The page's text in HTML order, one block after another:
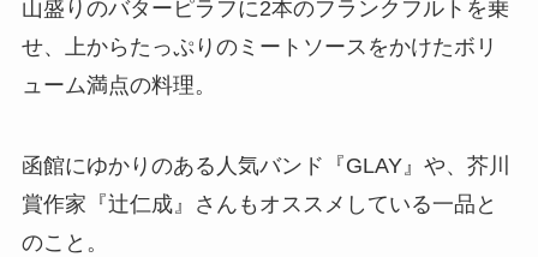
山盛りのバターピラフに2本のフランクフルトを乗
せ、上からたっぷりのミートソースをかけたボリ
ューム満点の料理。
函館にゆかりのある人気バンド『GLAY』や、芥川
賞作家『辻仁成』さんもオススメしている一品と
のこと。